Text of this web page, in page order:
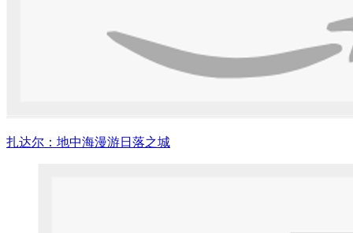
扎达尔：地中海漫游日落之城